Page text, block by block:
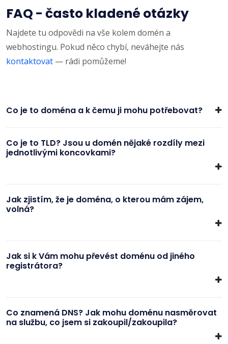
FAQ - často kladené otázky
Najdete tu odpovědi na vše kolem domén a
webhostingu. Pokud něco chybí, neváhejte nás
kontaktovat — rádi pomůžeme!
Co je to doména a k čemu ji mohu potřebovat?
Co je to TLD? Jsou u domén nějaké rozdíly mezi
jednotlivými koncovkami?
Jak zjistím, že je doména, o kterou mám zájem,
volná?
Jak si k Vám mohu převést doménu od jiného
registrátora?
Co znamená DNS? Jak mohu doménu nasměrovat
na službu, co jsem si zakoupil/zakoupila?